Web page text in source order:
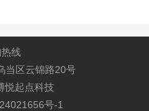
线
当区云锦路20号
悦起点科技
号-1